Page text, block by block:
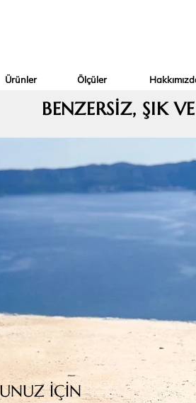
Ürünler Ölçüler
BENZERSİZ, ŞIK
İÇİN